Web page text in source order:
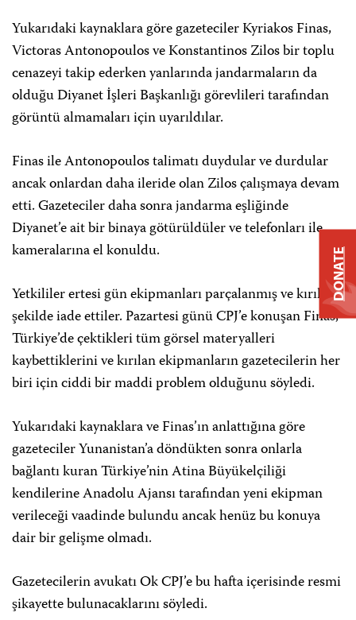
Yukarıdaki kaynaklara göre gazeteciler Kyriakos Finas,
Victoras Antonopoulos ve Konstantinos Zilos bir toplu
cenazeyi takip ederken yanlarında jandarmaların da
olduğu Diyanet İşleri Başkanlığı görevlileri tarafından
görüntü almamaları için uyarıldılar.
Finas ile Antonopoulos talimatı duydular ve durdular
ancak onlardan daha ileride olan Zilos çalışmaya devam
etti. Gazeteciler daha sonra jandarma eşliğinde
Diyanet’e ait bir binaya götürüldüler ve telefonları ile
kameralarına el konuldu.
Yetkililer ertesi gün ekipmanları parçalanmış ve kırık
şekilde iade ettiler. Pazartesi günü CPJ’e konuşan Finas,
Türkiye’de çektikleri tüm görsel materyalleri
kaybettiklerini ve kırılan ekipmanların gazetecilerin her
biri için ciddi bir maddi problem olduğunu söyledi.
Yukarıdaki kaynaklara ve Finas’ın anlattığına göre
gazeteciler Yunanistan’a döndükten sonra onlarla
bağlantı kuran Türkiye’nin Atina Büyükelçiliği
kendilerine Anadolu Ajansı tarafından yeni ekipman
verileceği vaadinde bulundu ancak henüz bu konuya
dair bir gelişme olmadı.
Gazetecilerin avukatı Ok CPJ’e bu hafta içerisinde resmi
şikayette bulunacaklarını söyledi.
DONATE